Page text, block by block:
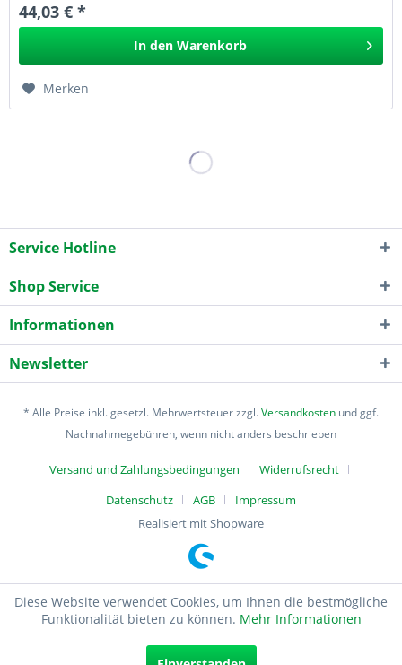
44,03 € *
In den Warenkorb
Merken
Service Hotline
Shop Service
Informationen
Newsletter
* Alle Preise inkl. gesetzl. Mehrwertsteuer zzgl.Versandkosten und ggf.
Nachnahmegebühren, wenn nicht anders beschrieben
Versand und Zahlungsbedingungen
Widerrufsrecht
Datenschutz
AGB
Impressum
Realisiert mit Shopware
Diese Website verwendet Cookies, um Ihnen die bestmögliche
Funktionalität bieten zu können. Mehr Informationen